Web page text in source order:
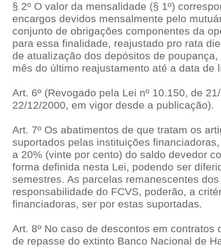
§ 2º O valor da mensalidade (§ 1º)
encargos devidos mensalmente pelo
conjunto de obrigações componentes da
para essa finalidade, reajustado pro rata
de atualização dos depósitos de
mês do último reajustamento até a data de
Art. 6º (Revogado pela Lei nº 10.150, de
22/12/2000, em vigor desde a publicação).
Art. 7º Os abatimentos de que tratam os
suportados pelas instituições
a 20% (vinte por cento) do saldo devedor
forma definida nesta Lei, podendo ser
semestres. As parcelas remanescentes
responsabilidade do FCVS, poderão, a
financiadoras, ser por estas suportadas.
Art. 8º No caso de descontos em contratos
de repasse do extinto Banco Nacional de